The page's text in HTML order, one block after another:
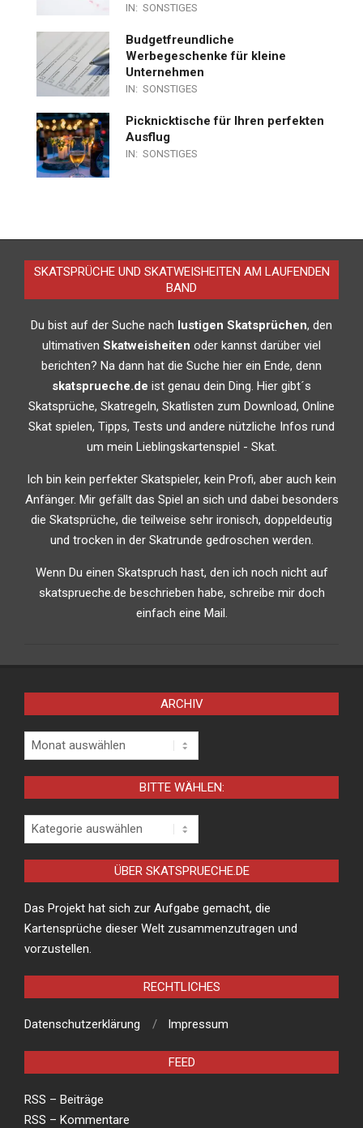
IN: SONSTIGES
Budgetfreundliche
Werbegeschenke für kleine
Unternehmen
IN: SONSTIGES
Picknicktische für Ihren perfekten
Ausflug
IN: SONSTIGES
SKATSPRÜCHE UND SKATWEISHEITEN AM LAUFENDEN
BAND
Du bist auf der Suche nach lustigen Skatsprüchen, den
ultimativen Skatweisheiten oder kannst darüber viel
berichten? Na dann hat die Suche hier ein Ende, denn
skatsprueche.de ist genau dein Ding. Hier gibt´s
Skatsprüche, Skatregeln, Skatlisten zum Download, Online
Skat spielen, Tipps, Tests und andere nützliche Infos rund
um mein Lieblingskartenspiel - Skat.
Ich bin kein perfekter Skatspieler, kein Profi, aber auch kein
Anfänger. Mir gefällt das Spiel an sich und dabei besonders
die Skatsprüche, die teilweise sehr ironisch, doppeldeutig
und trocken in der Skatrunde gedroschen werden.
Wenn Du einen Skatspruch hast, den ich noch nicht auf
skatsprueche.de beschrieben habe, schreibe mir doch
einfach eine Mail.
ARCHIV
Archiv
BITTE WÄHLEN:
Bitte
wählen:
ÜBER SKATSPRUECHE.DE
Das Projekt hat sich zur Aufgabe gemacht, die
Kartensprüche dieser Welt zusammenzutragen und
vorzustellen.
RECHTLICHES
Datenschutzerklärung Impressum
FEED
RSS – Beiträge
RSS – Kommentare